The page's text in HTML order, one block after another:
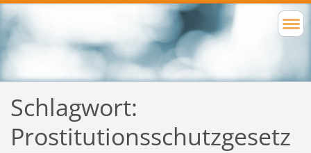
Schlagwort:
Prostitutionsschutzgesetz